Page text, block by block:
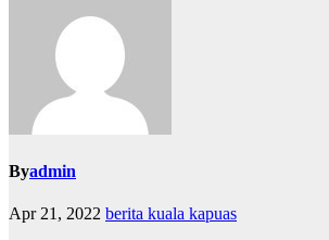
Byadmin
Apr 21, 2022 berita kuala kapuas